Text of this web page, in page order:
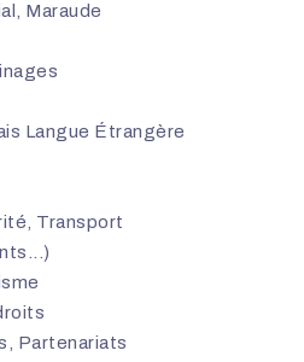
Maraude
Langue Étrangère
Transport
Partenariats